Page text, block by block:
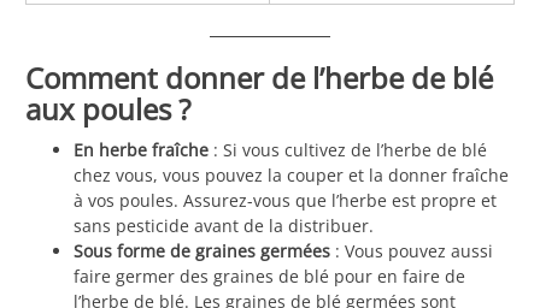
Comment donner de l’herbe de blé
aux poules ?
En herbe fraîche : Si vous cultivez de l’herbe de blé
chez vous, vous pouvez la couper et la donner fraîche
à vos poules. Assurez-vous que l’herbe est propre et
sans pesticide avant de la distribuer.
Sous forme de graines germées : Vous pouvez aussi
faire germer des graines de blé pour en faire de
l’herbe de blé. Les graines de blé germées sont